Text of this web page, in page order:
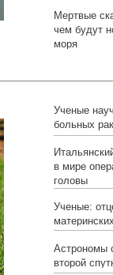
Мертвые
чем будут
моря
Ученые
больных
в мире
головы
Ученые:
Астрономы
второй